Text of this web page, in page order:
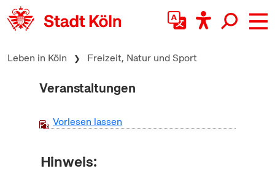
zum Inhalt springen
Leben in Köln Freizeit, Natur und Sport
Veranstaltungen
Vorlesen lassen
Hinweis: